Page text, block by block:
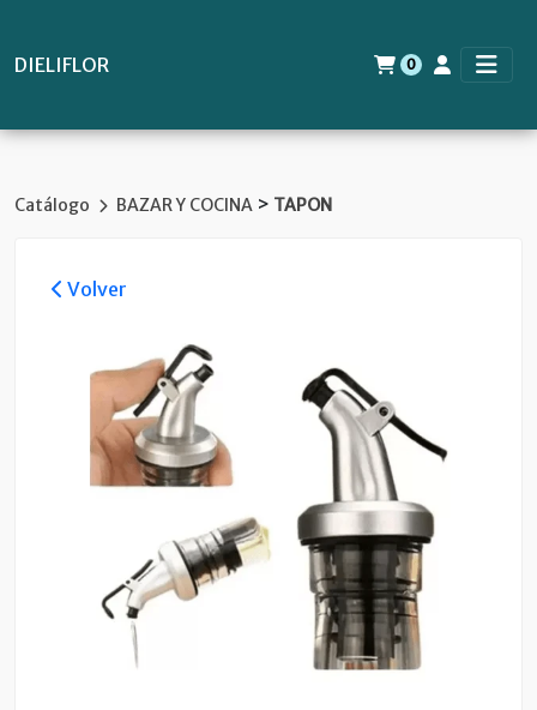
DIELIFLOR 0
Catálogo BAZAR Y COCINA > TAPON
Volver